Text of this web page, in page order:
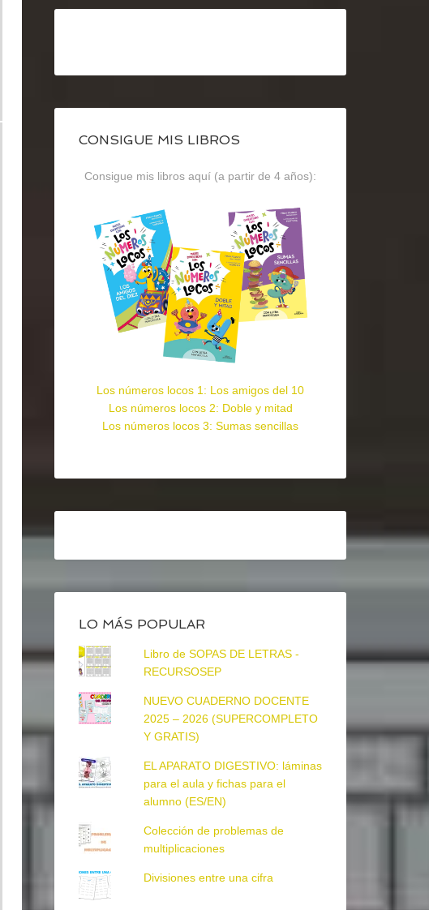
CONSIGUE MIS LIBROS
Consigue mis libros aquí (a partir de 4 años):
Los números locos 1: Los amigos del 10
Los números locos 2: Doble y mitad
Los números locos 3: Sumas sencillas
LO MÁS POPULAR
Libro de SOPAS DE LETRAS -
RECURSOSEP
NUEVO CUADERNO DOCENTE
2025 – 2026 (SUPERCOMPLETO
Y GRATIS)
EL APARATO DIGESTIVO: láminas
para el aula y fichas para el
alumno (ES/EN)
Colección de problemas de
multiplicaciones
Divisiones entre una cifra